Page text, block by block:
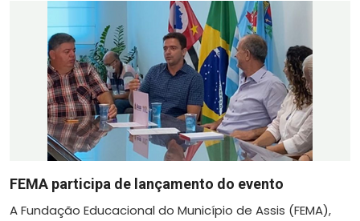
FEMA participa de lançamento do evento
A Fundação Educacional do Município de Assis (FEMA),